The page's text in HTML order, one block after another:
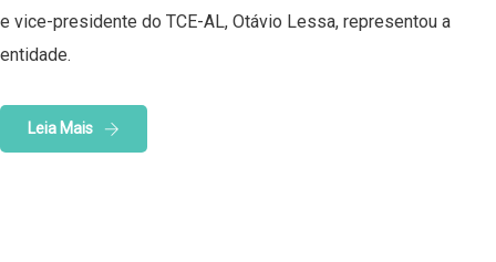
e vice-presidente do TCE-AL, Otávio Lessa, representou a
entidade.
Leia Mais